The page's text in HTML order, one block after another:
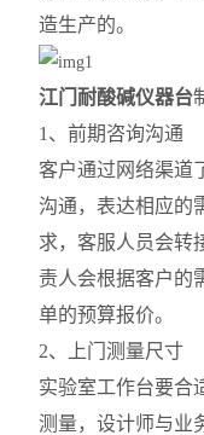
造生产的。
江门耐酸碱仪器台
1、前期咨询沟通
客户通过网络渠道
沟通，表达相应的
求，客服人员会转
责人会根据客户的
单的预算报价。
2、上门测量尺寸
实验室工作台要合
测量，设计师与业